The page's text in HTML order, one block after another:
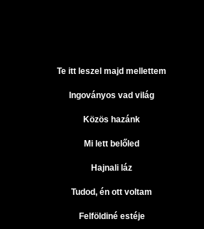
Te itt leszel majd mellettem
Ingoványos vad világ
Közös hazánk
Mi lett belőled
Hajnali láz
Tudod, én ott voltam
Felföldiné estéje